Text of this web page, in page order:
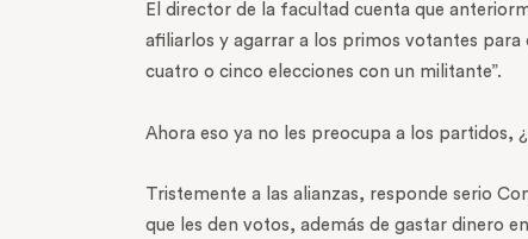
El director de la facultad cuenta que
afiliarlos y agarrar a los primos votantes para
cuatro o cinco elecciones con un militante”.
Ahora eso ya no les preocupa a los partidos,
Tristemente a las alianzas, responde serio
que les den votos, además de gastar dinero